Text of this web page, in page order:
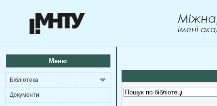
Меню
Бібліотека
Документи